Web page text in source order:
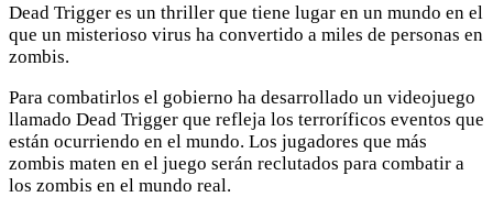
Dead Trigger es un thriller que tiene lugar en un mundo en el
que un misterioso virus ha convertido a miles de personas en
zombis.
Para combatirlos el gobierno ha desarrollado un videojuego
llamado Dead Trigger que refleja los terroríficos eventos que
están ocurriendo en el mundo. Los jugadores que más
zombis maten en el juego serán reclutados para combatir a
los zombis en el mundo real.